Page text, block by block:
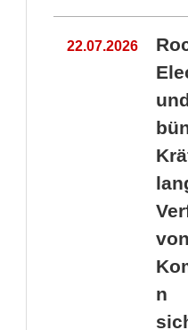
22.07.2026
n